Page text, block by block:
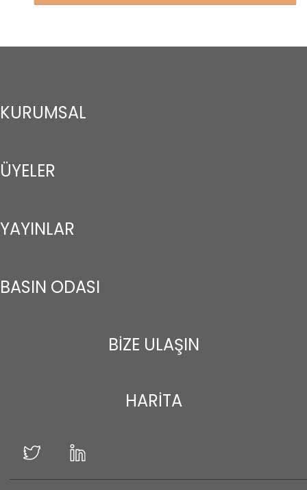
KURUMSAL
ÜYELER
YAYINLAR
BASIN ODASI
BİZE ULAŞIN
HARİTA